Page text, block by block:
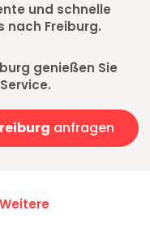
und schnelle
nach Freiburg.
genießen Sie
anfragen